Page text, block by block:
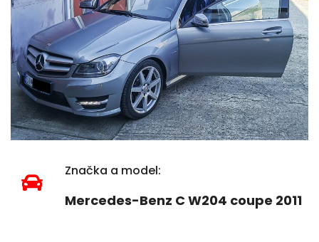
Značka a model:
Mercedes-Benz C W204 coupe 2011